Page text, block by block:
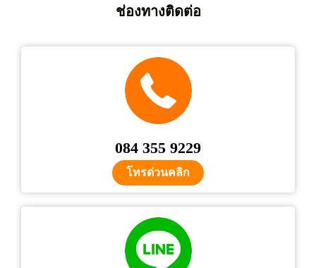
ช่องทางติดต่อ
084 355 9229
โทรด่วนคลิก